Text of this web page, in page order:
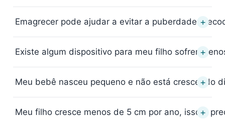
Emagrecer pode ajudar a evitar a puberdade +
Existe algum dispositivo para meu filho sofrer+
Meu bebê nasceu pequeno e não está crescendo
+
Meu filho cresce menos de 5 cm por ano, isso é
+